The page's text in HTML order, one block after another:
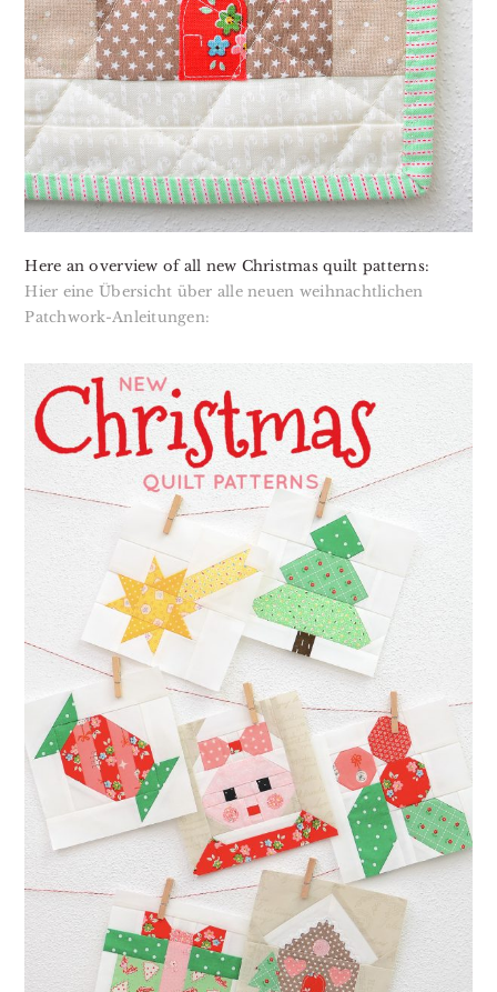
Here an overview of all new Christmas quilt patterns:
Hier eine Übersicht über alle neuen weihnachtlichen
Patchwork-Anleitungen: